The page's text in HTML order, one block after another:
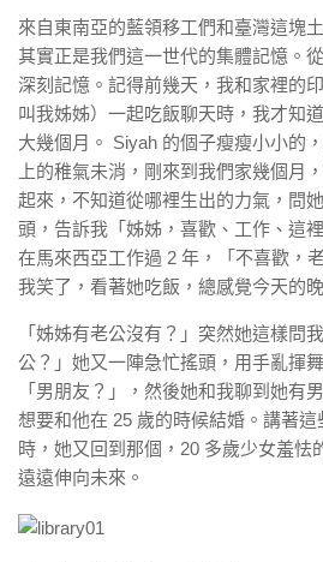
來自東南亞的藍領移工們和臺灣這塊
其實正是我們這一世代的集體記憶。
深刻記憶。記得前幾天，我和家裡的
叫我姊姊）一起吃飯聊天時，我才知
大幾個月。 Siyah 的個子瘦瘦小小的
上的稚氣未消，剛來到我們家幾個月
起來，不知道從哪裡生出的力氣，問
頭，告訴我「姊姊，喜歡、工作、這
在馬來西亞工作過 2 年，「不喜歡，
我笑了，看著她吃飯，總感覺今天的
「姊姊有老公沒有？」突然她這樣問
公？」她又一陣急忙搖頭，用手亂揮
「男朋友？」，然後她和我聊到她有
想要和他在 25 歲的時候結婚。講著
時，她又回到那個，20 多歲少女羞怯
遠遠伸向未來。